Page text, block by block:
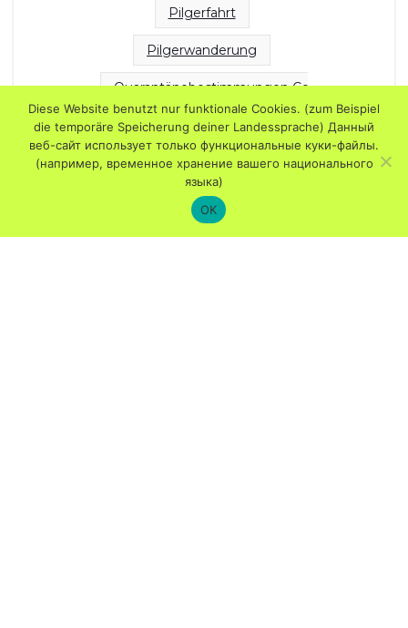
Pilgerfahrt
Pilgerwanderung
Quarantänebestimmungen Corona
Sofortmaßnahmen Regierung
Sonntagsschule
Weihnachten Esel Herberge Hirten Engel
Diese Website benutzt nur funktionale Cookies. (zum Beispiel
die temporäre Speicherung deiner Landessprache) Данный
веб-сайт использует только функциональные куки-файлы.
(например, временное хранение вашего национального
языка)
OK